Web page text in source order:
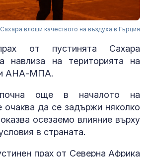
влоши качеството на въздуха в Гърция
от пустинята Сахара
навлиза на територията на
АНА-МПА.
още в началото на
очаква да се задържи няколко
осезаемо влияние върху
в страната.
прах от Северна Африка